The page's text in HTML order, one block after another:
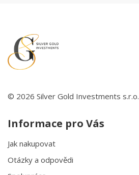
© 2026 Silver Gold Investments s.r.o.
Informace pro Vás
Jak nakupovat
Otázky a odpovědi